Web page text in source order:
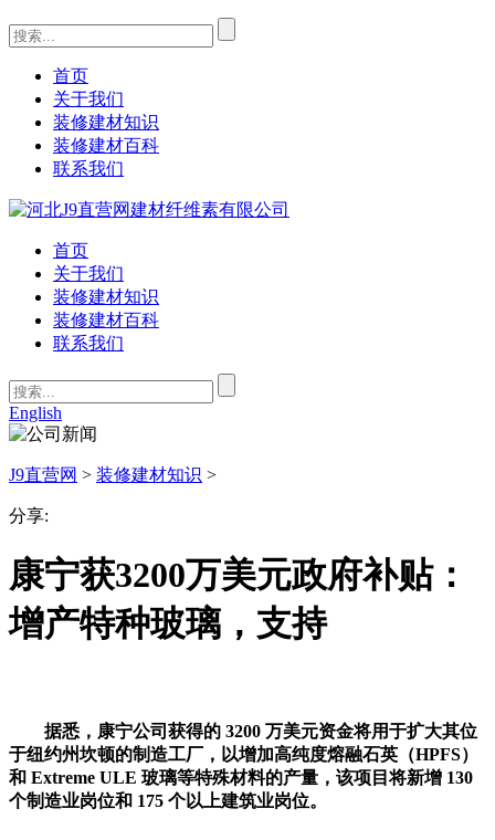
首页
关于我们
装修建材知识
装修建材百科
联系我们
首页
关于我们
装修建材知识
装修建材百科
联系我们
English
J9直营网 > 装修建材知识 >
分享:
康宁获3200万美元政府补贴：
增产特种玻璃，支持
据悉，康宁公司获得的 3200 万美元资金将用于扩大其位
于纽约州坎顿的制造工厂，以增加高纯度熔融石英（HPFS）
和 Extreme ULE 玻璃等特殊材料的产量，该项目将新增 130
个制造业岗位和 175 个以上建筑业岗位。